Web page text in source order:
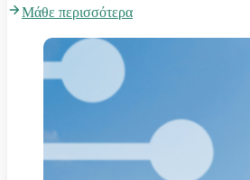
Μάθε περισσότερα